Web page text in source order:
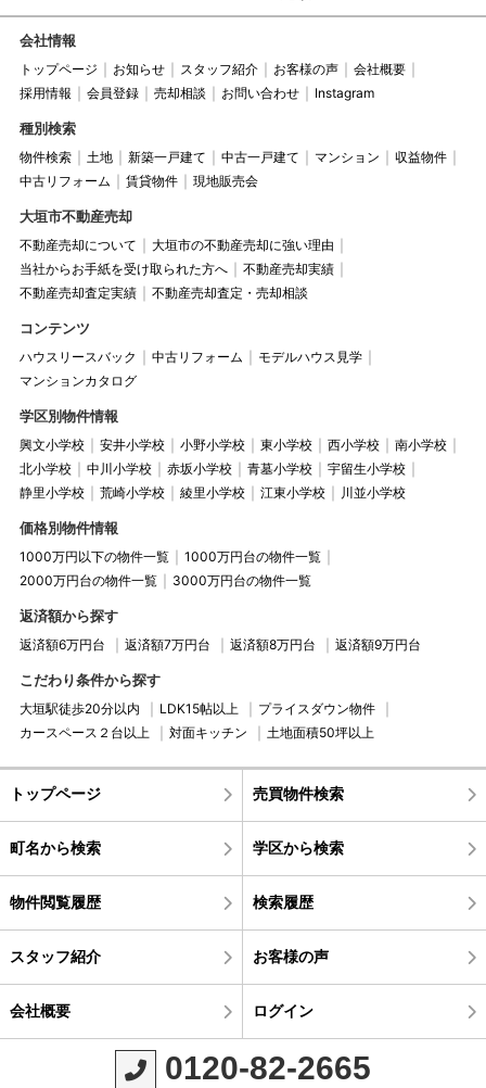
会社情報
トップページ お知らせ スタッフ紹介 お客様の声
会社概要
採用情報
会員登録 売却相談 お問い合わせ Instagram
種別検索
物件検索 土地 新築一戸建て 中古一戸建て マンション
収益物件
中古リフォーム
賃貸物件 現地販売会
大垣市不動産売却
不動産売却について
大垣市の不動産売却に強い理由
当社からお手紙を受け取られた方へ
不動産売却実績
不動産売却査定実績
不動産売却査定・売却相談
コンテンツ
ハウスリースバック 中古リフォーム
モデルハウス見学
マンションカタログ
学区別物件情報
興文小学校 安井小学校 小野小学校 東小学校 西小学校
南小学校
北小学校
中川小学校 赤坂小学校 青墓小学校
宇留生小学校
静里小学校
荒崎小学校 綾里小学校 江東小学校 川並小学校
価格別物件情報
1000万円以下の物件一覧
1000万円台の物件一覧
2000万円台の物件一覧
3000万円台の物件一覧
返済額から探す
返済額6万円台 返済額7万円台 返済額8万円台 返済額9万円台
こだわり条件から探す
大垣駅徒歩20分以内 LDK15帖以上
プライスダウン物件
カースペース２台以上
対面キッチン 土地面積50坪以上
トップページ 売買物件検索
町名から検索 学区から検索
物件閲覧履歴 検索履歴
スタッフ紹介 お客様の声
会社概要 ログイン
0120-82-2665